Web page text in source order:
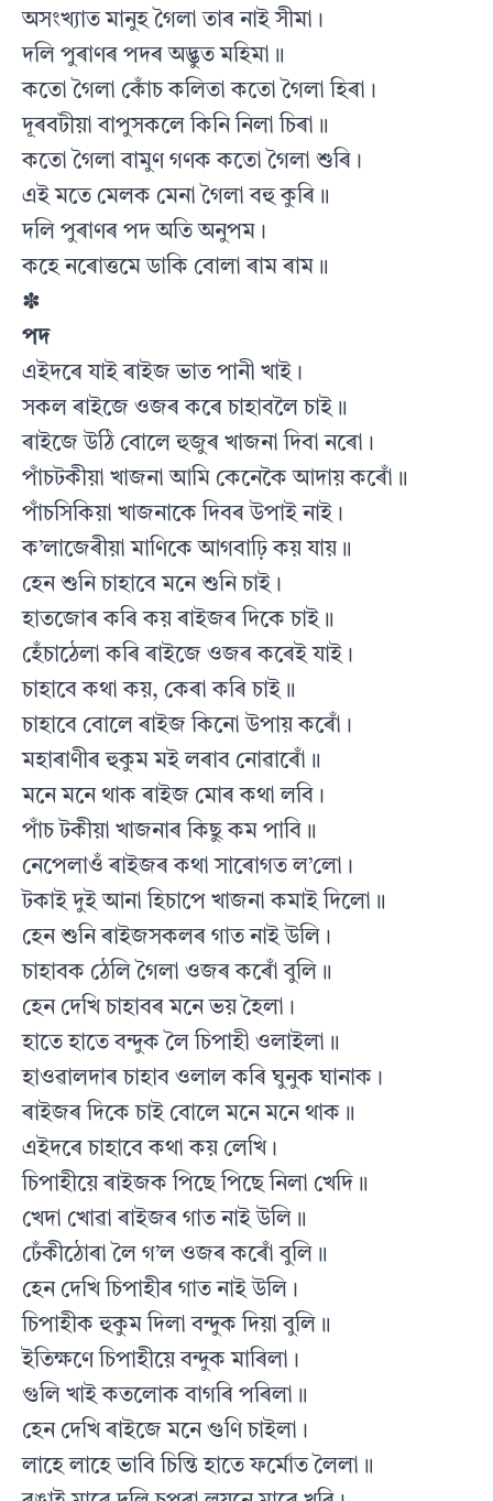
অসংখ্যাত মানুহ গৈলা তাৰ নাই সীমা।
দলি পুৰাণৰ পদৰ অদ্ভুত মহিমা॥
কতো গৈলা কোঁচ কলিতা কতো গৈলা হিৰা।
দূৰবটীয়া বাপুসকলে কিনি নিলা চিৰা॥
কতো গৈলা বামুণ গণক কতো গৈলা শুৰি।
এই মতে মেলক মেনা গৈলা বহু কুৰি॥
দলি পুৰাণৰ পদ অতি অনুপম।
কহে নৰোত্তমে ডাকি বোলা ৰাম ৰাম॥
✽
পদ
এইদৰে যাই ৰাইজ ভাত পানী খাই।
সকল ৰাইজে ওজৰ কৰে চাহাবলৈ চাই॥
ৰাইজে উঠি বোলে হুজুৰ খাজনা দিবা নৰো।
পাঁচটকীয়া খাজনা আমি কেনেকৈ আদায় কৰোঁ॥
পাঁচসিকিয়া খাজনাকে দিবৰ উপাই নাই।
ক’লাজেৰীয়া মাণিকে আগবাঢ়ি কয় যায়॥
হেন শুনি চাহাবে মনে শুনি চাই।
হাতজোৰ কৰি কয় ৰাইজৰ দিকে চাই॥
হেঁচাঠেলা কৰি ৰাইজে ওজৰ কৰেই যাই।
চাহাবে কথা কয়, কেৰা কৰি চাই॥
চাহাবে বোলে ৰাইজ কিনো উপায় কৰোঁ।
মহাৰাণীৰ হুকুম মই লৰাব নোৱাৰোঁ॥
মনে মনে থাক ৰাইজ মোৰ কথা লবি।
পাঁচ টকীয়া খাজনাৰ কিছু কম পাবি॥
নেপেলাওঁ ৰাইজৰ কথা সাৰোগত ল’লো।
টকাই দুই আনা হিচাপে খাজনা কমাই দিলো॥
হেন শুনি ৰাইজসকলৰ গাত নাই উলি।
চাহাবক ঠেলি গৈলা ওজৰ কৰোঁ বুলি॥
হেন দেখি চাহাবৰ মনে ভয় হৈলা।
হাতে হাতে বন্দুক লৈ চিপাহী ওলাইলা॥
হাওৱালদাৰ চাহাব ওলাল কৰি ঘুনুক ঘানাক।
ৰাইজৰ দিকে চাই বোলে মনে মনে থাক॥
এইদৰে চাহাবে কথা কয় লেখি।
চিপাহীয়ে ৰাইজক পিছে পিছে নিলা খেদি॥
খেদা খোৱা ৰাইজৰ গাত নাই উলি॥
ঢেঁকীঠোৰা লৈ গ’ল ওজৰ কৰোঁ বুলি॥
হেন দেখি চিপাহীৰ গাত নাই উলি।
চিপাহীক হুকুম দিলা বন্দুক দিয়া বুলি॥
ইতিক্ষণে চিপাহীয়ে বন্দুক মাৰিলা।
গুলি খাই কতলোক বাগৰি পৰিলা॥
হেন দেখি ৰাইজে মনে গুণি চাইলা।
লাহে লাহে ভাবি চিন্তি হাতে ফৰ্মোত লৈলা॥